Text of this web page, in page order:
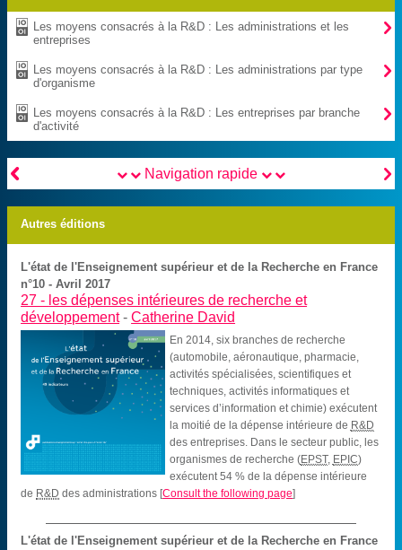

Les moyens consacrés à la R&D : Les administrations et les
entreprises

Les moyens consacrés à la R&D : Les administrations par type
d'organisme

Les moyens consacrés à la R&D : Les entreprises par branche
d'activité
 
Navigation rapide
Autres éditions
L'état de l'Enseignement supérieur et de la Recherche en France
n°10 - Avril 2017
27 - les dépenses intérieures de recherche et
développement-Catherine David
En 2014, six branches de recherche
(automobile, aéronautique, pharmacie,
activités spécialisées, scientifiques et
techniques, activités informatiques et
services d’information et chimie) exécutent
la moitié de la dépense intérieure de R&D
des entreprises. Dans le secteur public, les
organismes de recherche (EPST, EPIC)
exécutent 54 % de la dépense intérieure
de R&D des administrations [Consult the following page]
L'état de l'Enseignement supérieur et de la Recherche en France